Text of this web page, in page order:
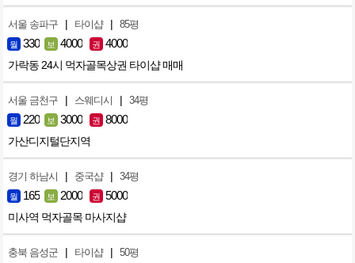
서울 송파구 | 타이샵 | 85평
월 330 보 4000 권 4000
가락동 24시 먹자골목상권 타이샵 매매
서울 금천구 | 스웨디시 | 34평
월 220 보 3000 권 8000
가산디지털단지역
경기 하남시 | 중국샵 | 34평
월 165 보 2000 권 5000
미사역 먹자골목 마사지샵
충북 음성군 | 타이샵 | 50평